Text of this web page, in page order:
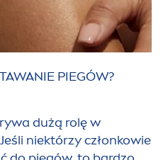
PIEGÓW?
dużą rolę w
niektórzy członkowie